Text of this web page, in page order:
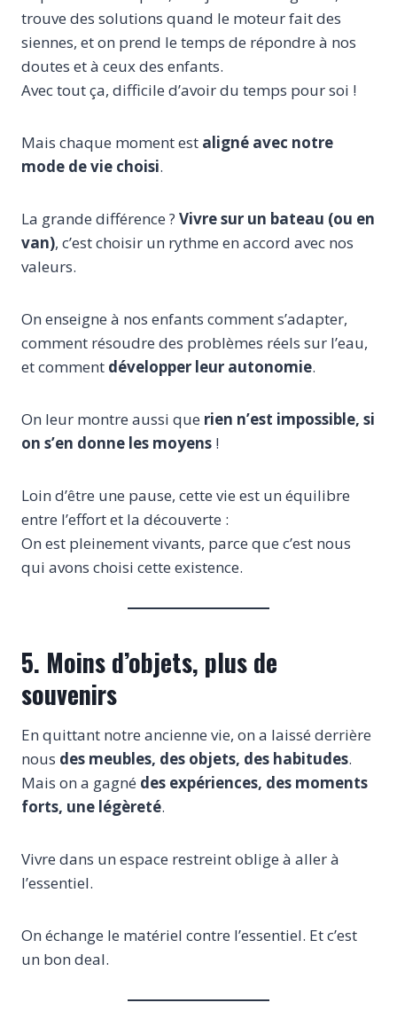
trouve des solutions quand le moteur fait des
siennes, et on prend le temps de répondre à nos
doutes et à ceux des enfants.
Avec tout ça, difficile d’avoir du temps pour soi !
Mais chaque moment est aligné avec notre
mode de vie choisi.
La grande différence ? Vivre sur un bateau (ou en
van), c’est choisir un rythme en accord avec nos
valeurs.
On enseigne à nos enfants comment s’adapter,
comment résoudre des problèmes réels sur l’eau,
et comment développer leur autonomie.
On leur montre aussi que rien n’est impossible, si
on s’en donne les moyens !
Loin d’être une pause, cette vie est un équilibre
entre l’effort et la découverte :
On est pleinement vivants, parce que c’est nous
qui avons choisi cette existence.
5. Moins d’objets, plus de
souvenirs
En quittant notre ancienne vie, on a laissé derrière
nous des meubles, des objets, des habitudes.
Mais on a gagné des expériences, des moments
forts, une légèreté.
Vivre dans un espace restreint oblige à aller à
l’essentiel.
On échange le matériel contre l’essentiel. Et c’est
un bon deal.